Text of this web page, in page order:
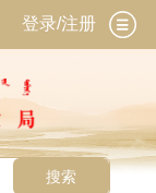
登录/注册
搜索